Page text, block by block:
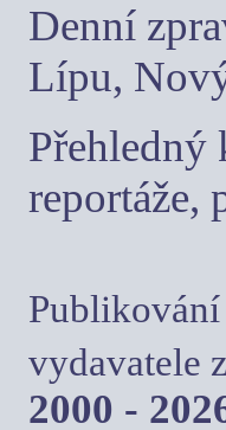
Denní
Lípu,
Přehledný
reportáže,
Publikování
vydavatele
2000 -